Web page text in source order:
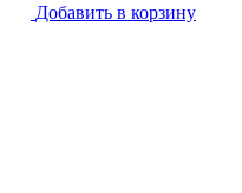
Добавить в корзину